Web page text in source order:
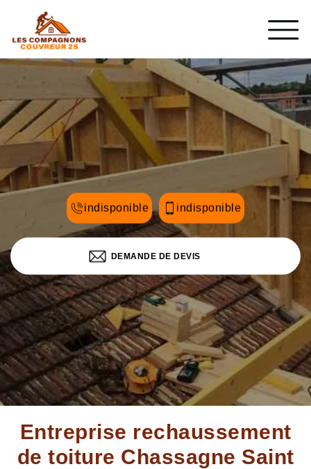
indisponible indisponible
DEMANDE DE DEVIS
Entreprise rechaussement
de toiture Chassagne Saint